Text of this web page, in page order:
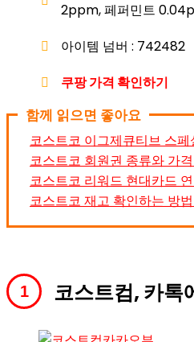
2ppm, 페퍼민트
아이템 넘버 : 742482
쿠팡 가격 확인하기
함께 읽으면 좋아요
코스트코 이그제큐티브 스페
코스트코 회원권 종류와 가
코스트코 리워드 현대카드
코스트코 재고 확인하는 방
코스트컴, 카톡